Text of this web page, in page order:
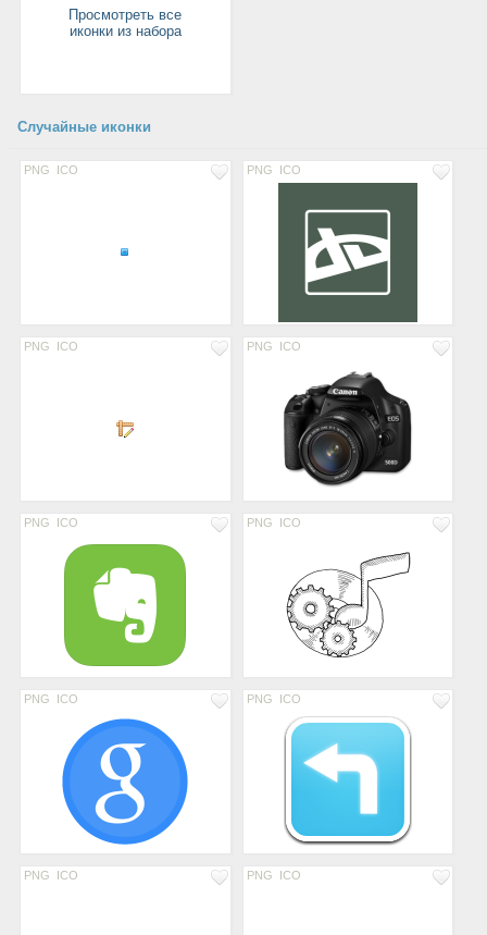
Просмотреть все
иконки из набора
Случайные иконки
PNG ICO PNG ICO
PNG ICO PNG ICO
PNG ICO PNG ICO
PNG ICO PNG ICO
PNG ICO PNG ICO